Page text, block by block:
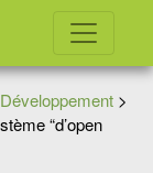
>
“d’open